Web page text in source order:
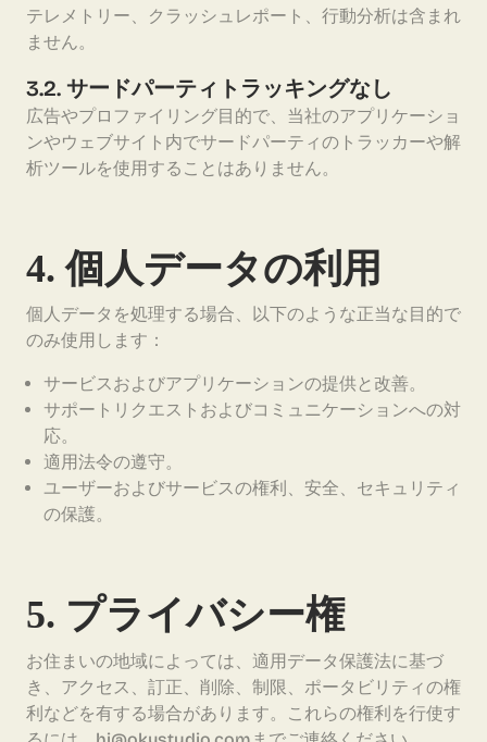
テレメトリー、クラッシュレポート、行動分析は含まれ
ません。
3.2. サードパーティトラッキングなし
広告やプロファイリング目的で、当社のアプリケーショ
ンやウェブサイト内でサードパーティのトラッカーや解
析ツールを使用することはありません。
4. 個人データの利用
個人データを処理する場合、以下のような正当な目的で
のみ使用します：
サービスおよびアプリケーションの提供と改善。
サポートリクエストおよびコミュニケーションへの対
応。
適用法令の遵守。
ユーザーおよびサービスの権利、安全、セキュリティ
の保護。
5. プライバシー権
お住まいの地域によっては、適用データ保護法に基づ
き、アクセス、訂正、削除、制限、ポータビリティの権
利などを有する場合があります。これらの権利を行使す